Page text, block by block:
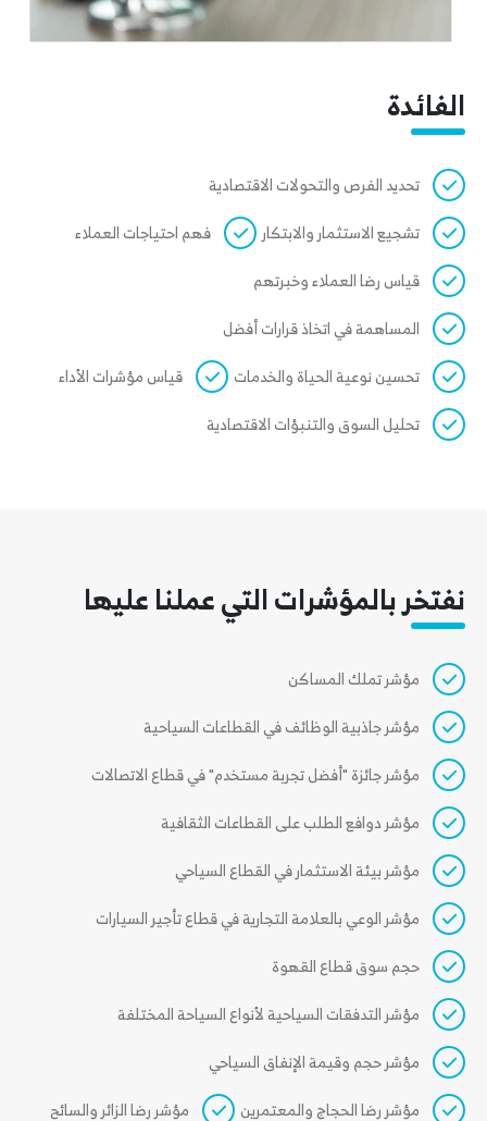
الفائدة
تحديد الفرص والتحولات الاقتصادية
تشجيع الاستثمار والابتكار
فهم احتياجات العملاء
قياس رضا العملاء وخبرتهم
المساهمة في اتخاذ قرارات أفضل
تحسين نوعية الحياة والخدمات
قياس مؤشرات الأداء
تحليل السوق والتنبؤات الاقتصادية
نفتخر بالمؤشرات التي عملنا عليها
مؤشر تملك المساكن
مؤشر جاذبية الوظائف في القطاعات السياحية
مؤشر جائزة "أفضل تجربة مستخدم" في قطاع الاتصالات
مؤشر دوافع الطلب على القطاعات الثقافية
مؤشر بيئة الاستثمار في القطاع السياحي
مؤشر الوعي بالعلامة التجارية في قطاع تأجير السيارات
حجم سوق قطاع القهوة
مؤشر التدفقات السياحية لأنواع السياحة المختلفة
مؤشر حجم وقيمة الإنفاق السياحي
مؤشر رضا الحجاج والمعتمرين
مؤشر رضا الزائر والسائح